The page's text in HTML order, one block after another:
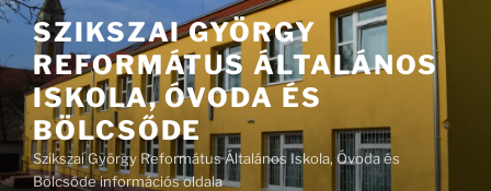
Tartalomhoz
SZIKSZAI GYÖRGY
REFORMÁTUS ÁLTALÁNOS
ISKOLA, ÓVODA ÉS
BÖLCSŐDE
Szikszai György Református Általános Iskola, Óvoda és
Bölcsőde információs oldala